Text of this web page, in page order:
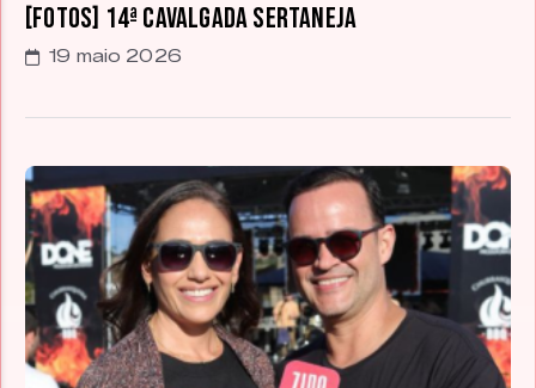
[FOTOS] 14ª Cavalgada Sertaneja
19 maio 2026